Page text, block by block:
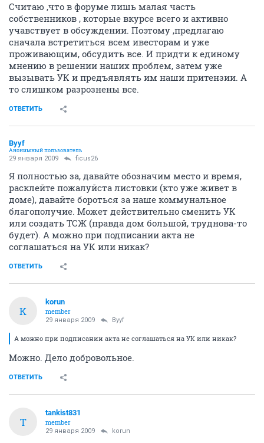
Считаю ,что в форуме лишь малая часть
собственников , которые вкурсе всего и активно
учавствует в обсуждении. Поэтому ,предлагаю
сначала встретиться всем ивесторам и уже
проживающим, обсудить все. И придти к единому
мнению в решении наших проблем, затем уже
вызывать УК и предъявлять им наши притензии. А
то слишком разрознены все.
ОТВЕТИТЬ
Byyf
Анонимный пользователь
29 января 2009 ficus26
Я полностью за, давайте обозначим место и время,
расклейте пожалуйста листовки (кто уже живет в
доме), давайте бороться за наше коммунальное
благополучие. Может действительно сменить УК
или создать ТСЖ (правда дом большой, труднова-то
будет). А можно при подписании акта не
соглашаться на УК или никак?
ОТВЕТИТЬ
K
korun
member
29 января 2009 Byyf
А можно при подписании акта не соглашаться на УК или никак?
Можно. Дело добровольное.
ОТВЕТИТЬ
T
tankist831
member
29 января 2009 korun